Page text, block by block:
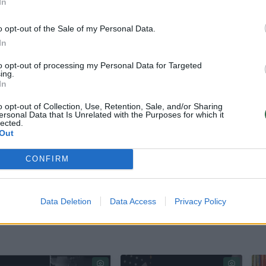
opt-out of the Sale of my Personal Data.
opt-out of processing my Personal Data for Targeted
opt-out of Collection, Use, Retention, Sale, and/or Sharing
Data that Is Unrelated with the Purposes for which it
CONFIRM
Data Deletion Data Access Privacy Policy
teigė, kad buvo evakuota
sraigtasparnis, tačiau jo darbą trikdo vėjas.
30 km tiesia linija nuo Gelendžiko centro. Tarp
Putino rūmai Idokopaso įlankoje.
Rusijos vadovo poilsį. Kaip pranešė leidinys
skraidyti į Sočį, kur anksčiau praleisdavo